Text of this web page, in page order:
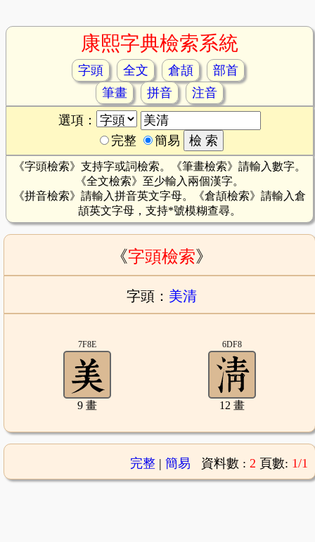
康熙字典檢索系統
字頭 全文 倉頡
部首
筆畫
拼音
注音
選項：
完整
簡易
《字頭檢索》支持字或詞檢索。《筆畫檢索》請輸入數字。
《全文檢索》至少輸入兩個漢字。
《拼音檢索》請輸入拼音英文字母。《倉頡檢索》請輸入倉
頡英文字母，支持*號模糊查尋。
《字頭檢索》
字頭： 美清
7F8E
9 畫
6DF8
12 畫
完整| 簡易 資料數 : 2 頁數: 1/1